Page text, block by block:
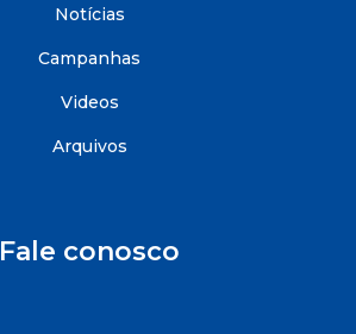
Notícias
Campanhas
Videos
Arquivos
Fale conosco